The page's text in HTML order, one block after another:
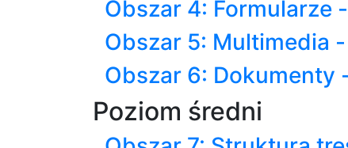
Obszar 4: Formularze -
Obszar 5: Multimedia -
Obszar 6: Dokumenty
Poziom średni